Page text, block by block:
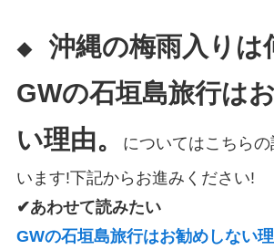
◆ 沖縄の梅雨入りは
GWの石垣島旅行は
い理由。
についてはこちら
います!下記からお進みください!
✔あわせて読みたい
GWの石垣島旅行はお勧めしない